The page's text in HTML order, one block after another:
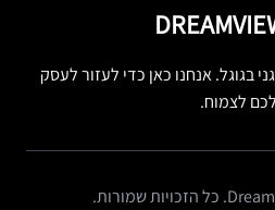
בגוגל. אנחנו כאן כדי לעזור לעסק
לצמוח.